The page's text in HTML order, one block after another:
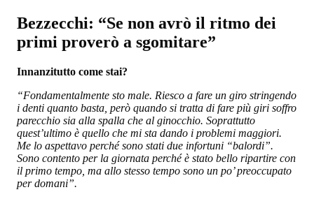
Bezzecchi: “Se non avrò il ritmo dei
primi proverò a sgomitare”
Innanzitutto come stai?
“Fondamentalmente sto male. Riesco a fare un giro stringendo
i denti quanto basta, però quando si tratta di fare più giri soffro
parecchio sia alla spalla che al ginocchio. Soprattutto
quest’ultimo è quello che mi sta dando i problemi maggiori.
Me lo aspettavo perché sono stati due infortuni “balordi”.
Sono contento per la giornata perché è stato bello ripartire con
il primo tempo, ma allo stesso tempo sono un po’ preoccupato
per domani”.